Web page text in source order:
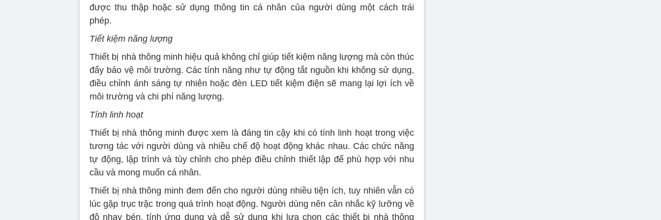
được thu thập hoặc sử dụng thông tin cá nhân của người dùng một cách trái
phép.
Tiết kiệm năng lượng
Thiết bị nhà thông minh hiệu quả không chỉ giúp tiết kiệm năng lượng mà còn thúc
đẩy bảo vệ môi trường. Các tính năng như tự động tắt nguồn khi không sử dụng,
điều chỉnh ánh sáng tự nhiên hoặc đèn LED tiết kiệm điện sẽ mang lại lợi ích về
môi trường và chi phí năng lượng.
Tính linh hoạt
Thiết bị nhà thông minh được xem là đáng tin cậy khi có tính linh hoạt trong việc
tương tác với người dùng và nhiều chế độ hoạt động khác nhau. Các chức năng
tự động, lập trình và tùy chỉnh cho phép điều chỉnh thiết lập để phù hợp với nhu
cầu và mong muốn cá nhân.
Thiết bị nhà thông minh đem đến cho người dùng nhiều tiện ích, tuy nhiên vẫn có
lúc gặp trục trặc trong quá trình hoạt động. Người dùng nên cân nhắc kỹ lưỡng về
độ nhạy bén, tính ứng dụng và dễ sử dụng khi lựa chọn các thiết bị nhà thông